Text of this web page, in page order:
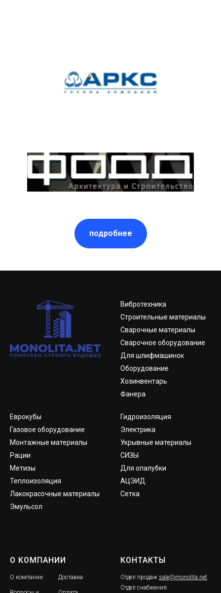
подробнее
Вибротехника
Строительные материалы
Сварочные материалы
Сварочное оборудование
Для шлифмашинок
Оборудование
Хозинвентарь
Фанера
Еврокубы
Газовое оборудование
Монтажные материалы
Рации
Метизы
Теплоизоляция
Лакокрасочные материалы
Эмульсол
Гидроизоляция
Электрика
Укрывные материалы
СИЗЫ
Для опалубки
АЦЭИД
Сетка
О КОМПАНИИ
О компании Доставка
КОНТАКТЫ
Отдел продаж sale@monolita.net
Отдел снабжения